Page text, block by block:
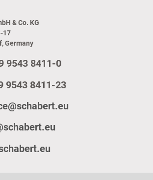
& Co. KG
17
Germany
9543 8411-0
9543 8411-23